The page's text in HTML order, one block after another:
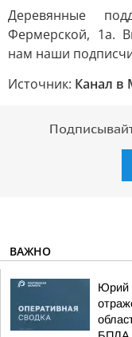
Деревянные
Фермерской, 1а.
нам наши
Источник: Канал в
ВАЖНО
Юрий